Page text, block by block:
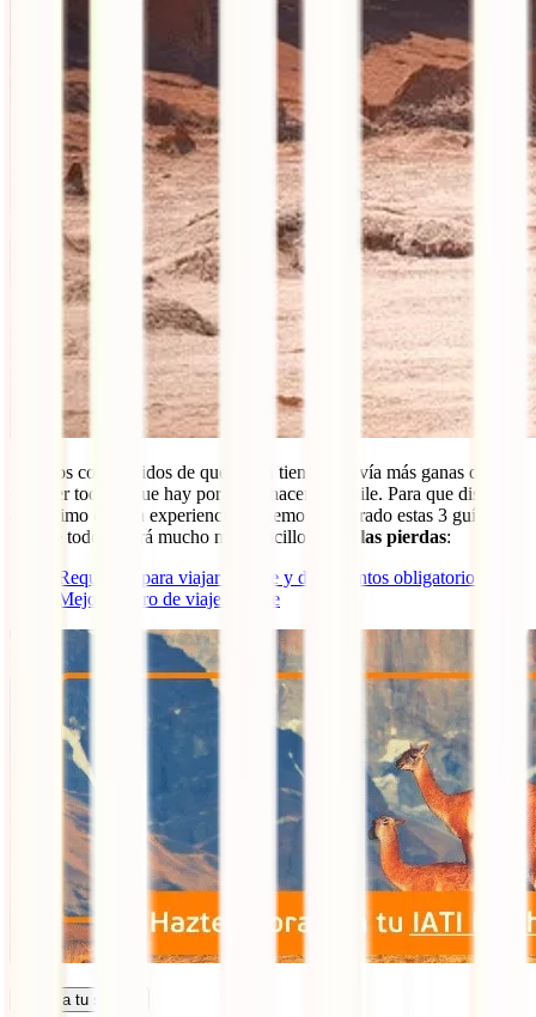
Estamos convencidos de que ahora tienes todavía más ganas de
conocer todo lo que hay por ver y hacer en Chile. Para que disfrutes
al máximo de esta experiencia, te hemos preparado estas 3 guías con
las que todo te será mucho más sencillo,
no te las pierdas:
Requisitos para viajar a Chile y documentos obligatorios
Mejor seguro de viaje a Chile
Calcula tu seguro